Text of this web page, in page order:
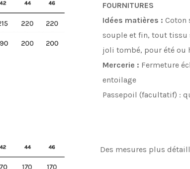
FOURNITURES
Idées matières : Coton
souple et fin, tout tissu
joli tombé, pour été ou
Mercerie : Fermeture
entoilage
Passepoil (facultatif) :
Des mesures plus